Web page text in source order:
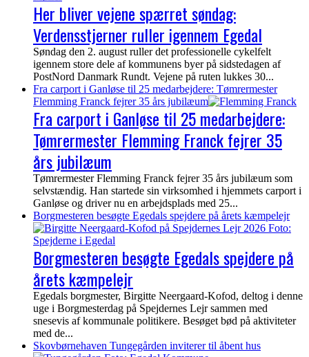
Her bliver vejene spærret søndag:
Verdensstjerner ruller igennem Egedal
Søndag den 2. august ruller det professionelle cykelfelt
igennem store dele af kommunens byer på sidstedagen af
PostNord Danmark Rundt. Vejene på ruten lukkes 30...
Fra carport i Ganløse til 25 medarbejdere: Tømrermester
Flemming Franck fejrer 35 års jubilæum
Fra carport i Ganløse til 25 medarbejdere:
Tømrermester Flemming Franck fejrer 35
års jubilæum
Tømrermester Flemming Franck fejrer 35 års jubilæum som
selvstændig. Han startede sin virksomhed i hjemmets carport i
Ganløse og driver nu en arbejdsplads med 25...
Borgmesteren besøgte Egedals spejdere på årets kæmpelejr
Borgmesteren besøgte Egedals spejdere på
årets kæmpelejr
Egedals borgmester, Birgitte Neergaard-Kofod, deltog i denne
uge i Borgmesterdag på Spejdernes Lejr sammen med
snesevis af kommunale politikere. Besøget bød på aktiviteter
med de...
Skovbørnehaven Tungegården inviterer til åbent hus